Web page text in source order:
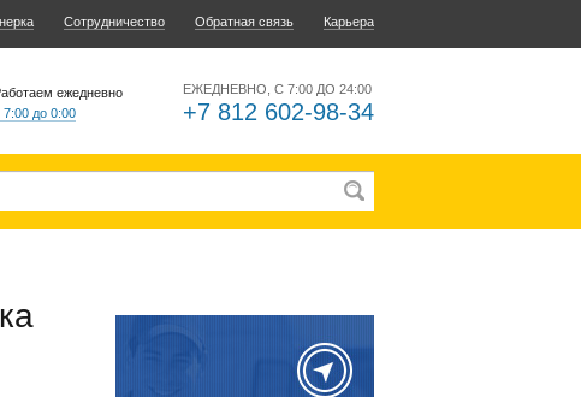
Сотрудничество Обратная связь Карьера
ЕЖЕДНЕВНО, С 7:00 ДО 24:00
+7 812 602-98-34
ежедневно
7:00 до 0:00